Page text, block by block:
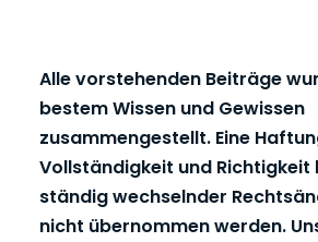
Alle vorstehenden Beiträge
bestem Wissen und Gewissen
zusammengestellt. Eine
Vollständigkeit und
ständig wechselnder
nicht übernommen werden.